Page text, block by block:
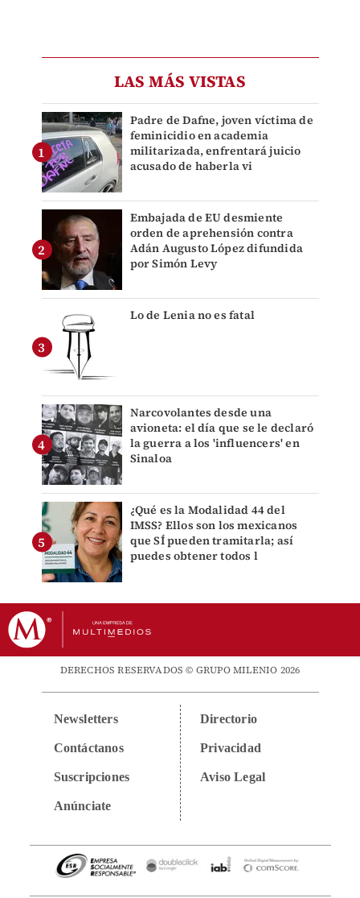
LAS MÁS VISTAS
Padre de Dafne, joven víctima de
feminicidio en academia
militarizada, enfrentará juicio
acusado de haberla vi
Embajada de EU desmiente
orden de aprehensión contra
Adán Augusto López difundida
por Simón Levy
Lo de Lenia no es fatal
Narcovolantes desde una
avioneta: el día que se le declaró
la guerra a los 'influencers' en
Sinaloa
¿Qué es la Modalidad 44 del
IMSS? Ellos son los mexicanos
que SÍ pueden tramitarla; así
puedes obtener todos l
DERECHOS RESERVADOS © GRUPO MILENIO 2026
Newsletters
Contáctanos
Suscripciones
Anúnciate
Directorio
Privacidad
Aviso Legal